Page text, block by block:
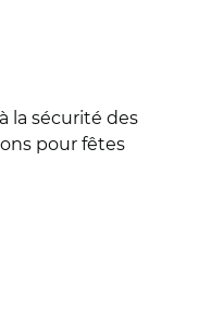
la sécurité des
pour fêtes